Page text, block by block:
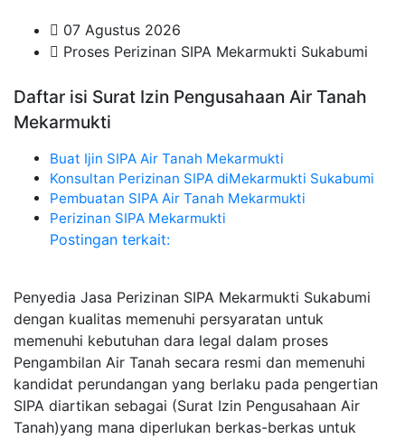
07 Agustus 2026
Proses Perizinan SIPA Mekarmukti Sukabumi
Daftar isi Surat Izin Pengusahaan Air Tanah
Mekarmukti
Buat Ijin SIPA Air Tanah Mekarmukti
Konsultan Perizinan SIPA diMekarmukti Sukabumi
Pembuatan SIPA Air Tanah Mekarmukti
Perizinan SIPA Mekarmukti
Postingan terkait:
Penyedia Jasa Perizinan SIPA Mekarmukti Sukabumi
dengan kualitas memenuhi persyaratan untuk
memenuhi kebutuhan dara legal dalam proses
Pengambilan Air Tanah secara resmi dan memenuhi
kandidat perundangan yang berlaku pada pengertian
SIPA diartikan sebagai (Surat Izin Pengusahaan Air
Tanah)yang mana diperlukan berkas-berkas untuk